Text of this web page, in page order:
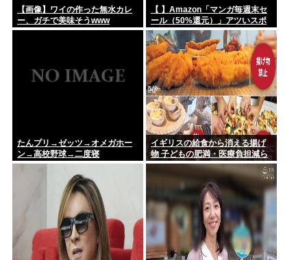
【画像】ワイの作った無水カレ
ー、ガチで美味そうwww
【 】Amazon「マンガ毎週末セ
ール（50%還元）」アツいスポ
ーツマンガ祭り最終日到
来！！！
たんプリ→ゼッツ→オメガホー
ン→高校野球→二度寝
イギリスの給食から消える揚げ
物 子どもの肥満・医療負担減ら
す